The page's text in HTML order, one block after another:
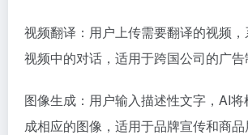
视频翻译：用户上传需要翻译的视频
视频中的对话，适用于跨国公司的广告
图像生成：用户输入描述性文字，AI
成相应的图像，适用于品牌宣传和商品